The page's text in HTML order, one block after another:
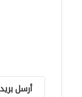
أرسل